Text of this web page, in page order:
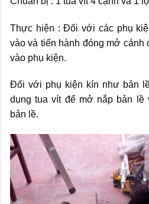
Thực hiện : Đối với các phụ
vào và tiến hành đóng mở
vào phụ kiện.
Đối với phụ kiện kín như bản
dụng tua vít để mở nắp bản lề
bản lề.